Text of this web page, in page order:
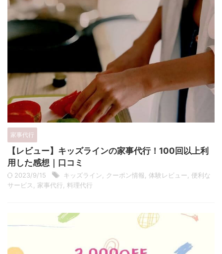
家事代行
【レビュー】キッズラインの家事代行！100回以上利
用した感想｜口コミ
2023/9/15 キッズライン, クーポン情報, 体験レビュー, 便利な
サービス, 家事代行, 料理代行